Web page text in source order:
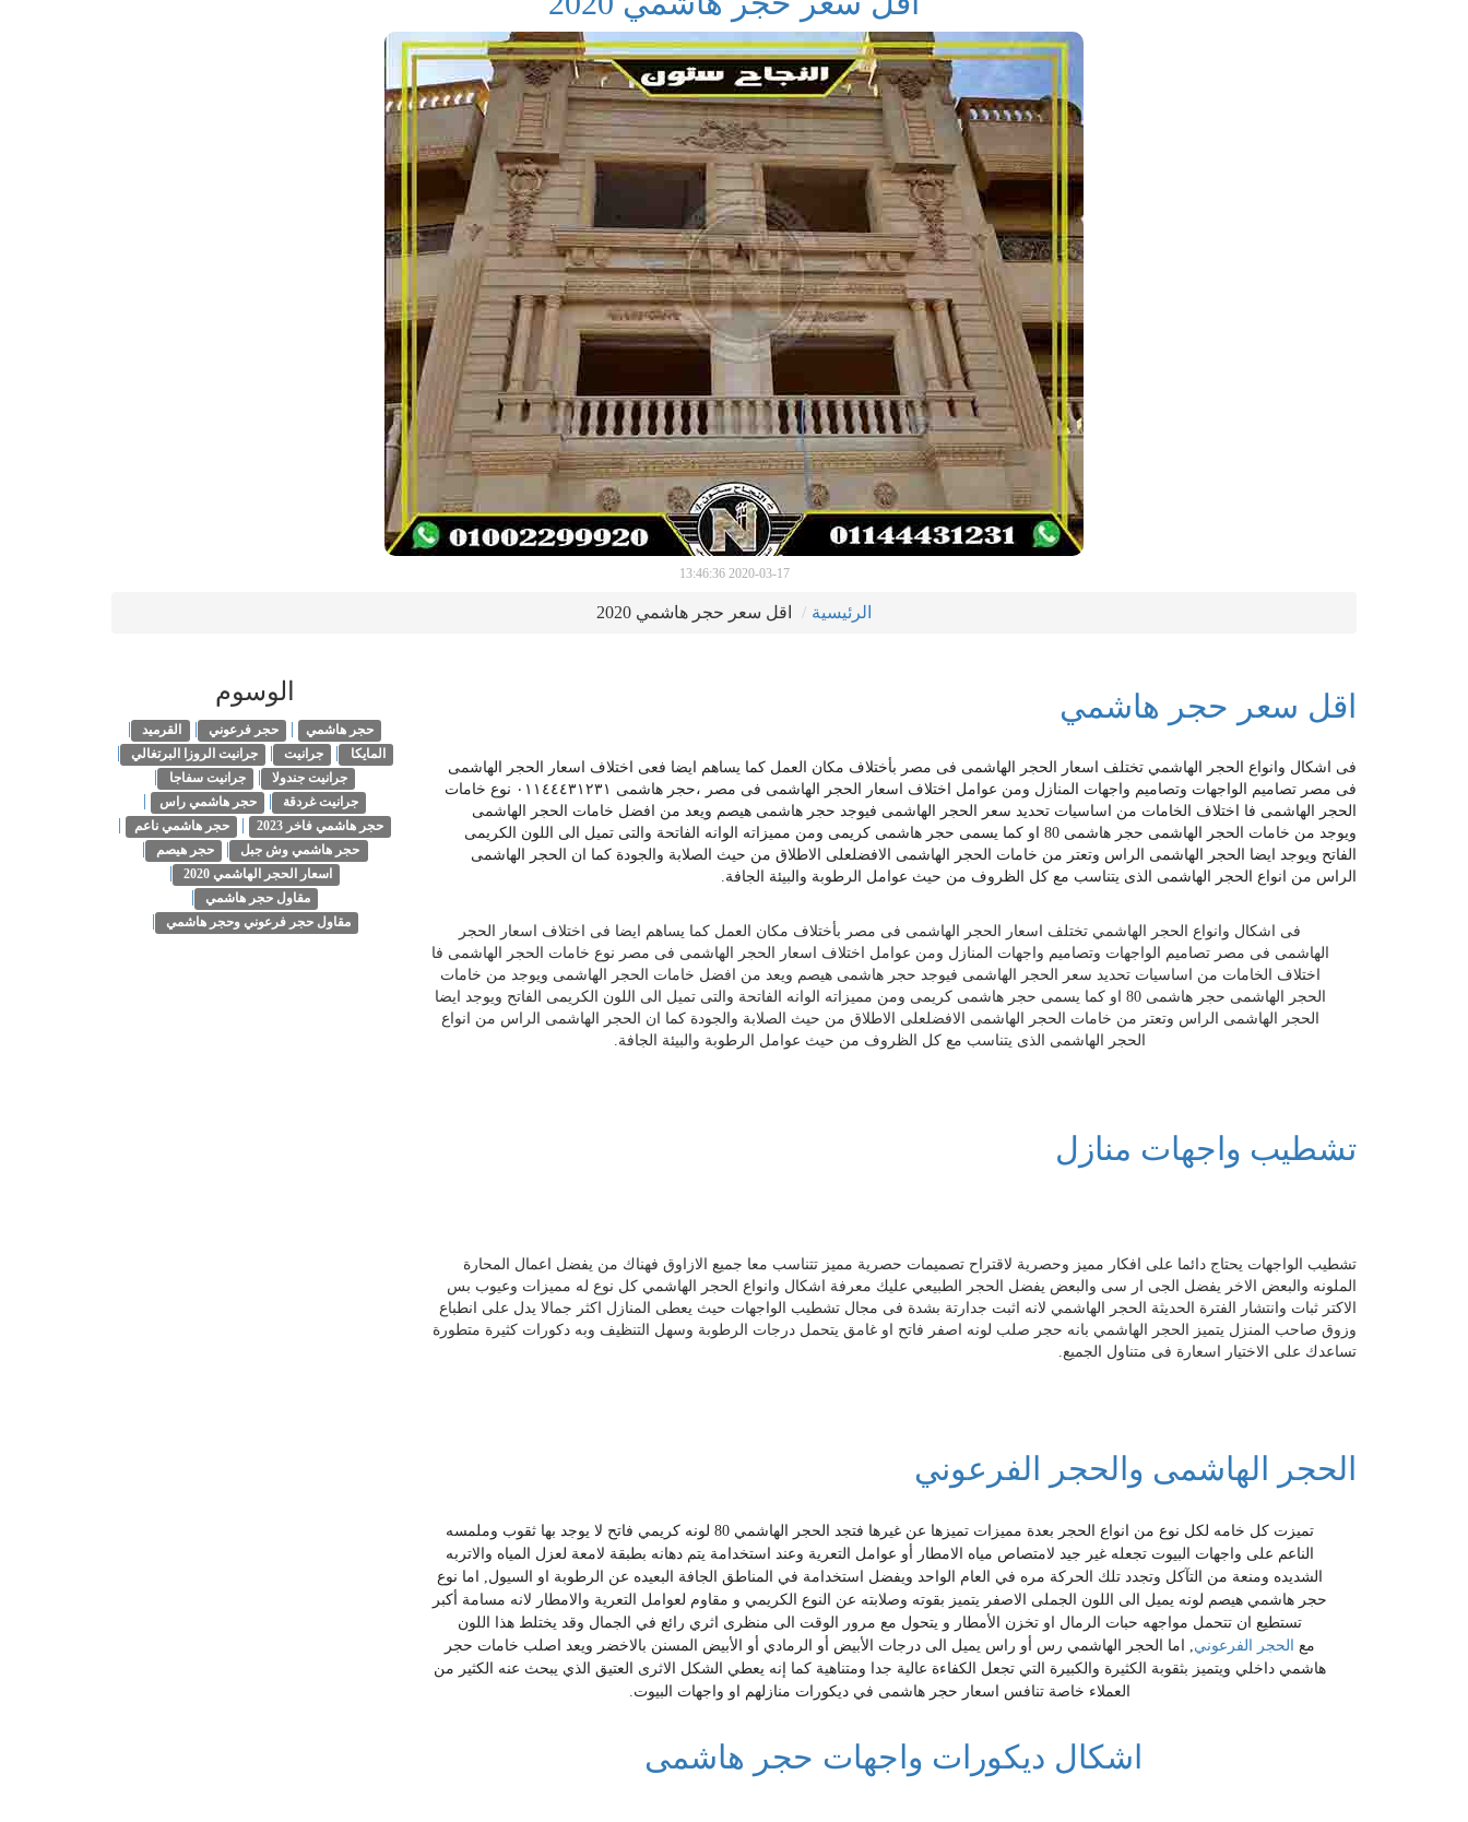
2020-03-17 13:46:36
الرئيسية اقل سعر حجر هاشمي 2020
الوسوم
حجر هاشمي | حجر فرعوني | القرميد |
المايكا | جرانيت | جرانيت الروزا البرتغالي |
جرانيت جندولا | جرانيت سفاجا |
جرانيت غردقة | حجر هاشمي راس |
حجر هاشمي فاخر 2023 | حجر هاشمي ناعم |
حجر هاشمي وش جبل | حجر هيصم |
اسعار الحجر الهاشمي 2020 |
مقاول حجر هاشمي |
مقاول حجر فرعوني وحجر هاشمي |
اقل سعر حجر هاشمي
فى اشكال وانواع الحجر الهاشمي تختلف اسعار الحجر الهاشمى فى مصر بأختلاف مكان العمل كما يساهم ايضا فعى اختلاف اسعار الحجر الهاشمى
فى مصر تصاميم الواجهات وتصاميم واجهات المنازل ومن عوامل اختلاف اسعار الحجر الهاشمى فى مصر ،حجر هاشمى ٠١١٤٤٤٣١٢٣١ نوع خامات
الحجر الهاشمى فا اختلاف الخامات من اساسيات تحديد سعر الحجر الهاشمى فيوجد حجر هاشمى هيصم ويعد من افضل خامات الحجر الهاشمى
ويوجد من خامات الحجر الهاشمى حجر هاشمى 80 او كما يسمى حجر هاشمى كريمى ومن مميزاته الوانه الفاتحة والتى تميل الى اللون الكريمى
الفاتح ويوجد ايضا الحجر الهاشمى الراس وتعتر من خامات الحجر الهاشمى الافضلعلى الاطلاق من حيث الصلابة والجودة كما ان الحجر الهاشمى
الراس من انواع الحجر الهاشمى الذى يتناسب مع كل الظروف من حيث عوامل الرطوبة والبيئة الجافة.
فى اشكال وانواع الحجر الهاشمي تختلف اسعار الحجر الهاشمى فى مصر بأختلاف مكان العمل كما يساهم ايضا فى اختلاف اسعار الحجر
الهاشمى فى مصر تصاميم الواجهات وتصاميم واجهات المنازل ومن عوامل اختلاف اسعار الحجر الهاشمى فى مصر نوع خامات الحجر الهاشمى فا
اختلاف الخامات من اساسيات تحديد سعر الحجر الهاشمى فيوجد حجر هاشمى هيصم ويعد من افضل خامات الحجر الهاشمى ويوجد من خامات
الحجر الهاشمى حجر هاشمى 80 او كما يسمى حجر هاشمى كريمى ومن مميزاته الوانه الفاتحة والتى تميل الى اللون الكريمى الفاتح ويوجد ايضا
الحجر الهاشمى الراس وتعتر من خامات الحجر الهاشمى الافضلعلى الاطلاق من حيث الصلابة والجودة كما ان الحجر الهاشمى الراس من انواع
الحجر الهاشمى الذى يتناسب مع كل الظروف من حيث عوامل الرطوبة والبيئة الجافة.
تشطيب واجهات منازل
تشطيب الواجهات يحتاج دائما على افكار مميز وحصرية لاقتراح تصميمات حصرية مميز تتناسب معا جميع الازاوق فهناك من يفضل اعمال المحارة
الملونه والبعض الاخر يفضل الجى ار سى والبعض يفضل الحجر الطبيعي عليك معرفة اشكال وانواع الحجر الهاشمي كل نوع له مميزات وعيوب بس
الاكتر ثبات وانتشار الفترة الحديثة الحجر الهاشمي لانه اثبت جدارتة بشدة فى مجال تشطيب الواجهات حيث يعطى المنازل اكثر جمالا يدل على انطباع
وزوق صاحب المنزل يتميز الحجر الهاشمي بانه حجر صلب لونه اصفر فاتح او غامق يتحمل درجات الرطوبة وسهل التنظيف وبه دكورات كثيرة متطورة
تساعدك على الاختيار اسعارة فى متناول الجميع.
الحجر الهاشمى والحجر الفرعوني
تميزت كل خامه لكل نوع من انواع الحجر بعدة مميزات تميزها عن غيرها فتجد الحجر الهاشمي 80 لونه كريمي فاتح لا يوجد بها ثقوب وملمسه
الناعم على واجهات البيوت تجعله غير جيد لامتصاص مياه الامطار أو عوامل التعرية وعند استخدامة يتم دهانه بطبقة لامعة لعزل المياه والاتربه
الشديده ومنعة من التآكل وتجدد تلك الحركة مره في العام الواحد ويفضل استخدامة في المناطق الجافة البعيده عن الرطوبة او السيول, اما نوع
حجر هاشمي هيصم لونه يميل الى اللون الجملى الاصفر يتميز بقوته وصلابته عن النوع الكريمي و مقاوم لعوامل التعرية والامطار لانه مسامة أكبر
تستطيع ان تتحمل مواجهه حبات الرمال او تخزن الأمطار و يتحول مع مرور الوقت الى منظرى اثري رائع في الجمال وقد يختلط هذا اللون
مع الحجر الفرعوني, اما الحجر الهاشمي رس أو راس يميل الى درجات الأبيض أو الرمادي أو الأبيض المسنن بالاخضر ويعد اصلب خامات حجر
هاشمي داخلي ويتميز بثقوبة الكثيرة والكبيرة التي تجعل الكفاءة عالية جدا ومتناهية كما إنه يعطي الشكل الاثرى العتيق الذي يبحث عنه الكثير من
العملاء خاصة تنافس اسعار حجر هاشمى في ديكورات منازلهم او واجهات البيوت.
اشكال ديكورات واجهات حجر هاشمى